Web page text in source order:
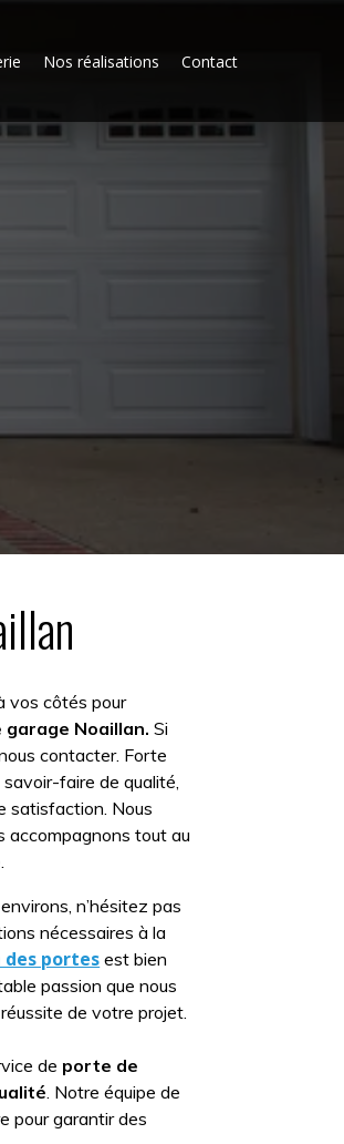
Nos réalisations Contact
vos côtés pour
Noaillan. Si
contacter. Forte
faire de qualité,
satisfaction. Nous
accompagnons tout au
n’hésitez pas
nécessaires à la
des portes est bien
passion que nous
de votre projet.
de porte de
. Notre équipe de
pour garantir des